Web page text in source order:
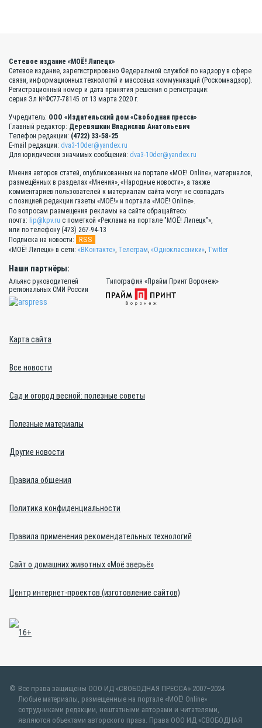
Сетевое издание «МОЁ! Липецк»
Сетевое издание, зарегистрировано Федеральной службой по надзору в сфере
связи, информационных технологий и массовых коммуникаций (Роскомнадзор).
Регистрационный номер и дата принятия решения о регистрации:
серия Эл №ФС77-78145 от 13 марта 2020 г.
Учредитель: ООО «Издательский дом «Свободная пресса»
Главный редактор: Деревяшкин Владислав Анатольевич
Телефон редакции: (4722) 33-58-25
E-mail редакции: dva3-10der@yandex.ru
Для юридически значимых сообщений: dva3-10der@yandex.ru
Мнения авторов статей, опубликованных на портале «МОЁ! Online», материалов,
размещённых в разделах «Мнения», «Народные новости», а также
комментариев пользователей к материалам сайта могут не совпадать
с позицией редакции газеты «МОЁ!» и портала «МОЁ! Online».
По вопросам размещения рекламы на сайте обращайтесь:
почта: lip@kpv.ru с пометкой «Реклама на портале "МОЁ! Липецк"»,
или по телефону (473) 267-94-13
Подписка на новости:
RSS
«МОЁ! Липецк» в сети: «ВКонтакте», Телеграм, «Одноклассники», Twitter
Наши партнёры:
Альянс руководителей
региональных СМИ России
Типография «Прайм Принт Воронеж»
Карта сайта
Все новости
Сад и огород весной: полезные советы
Полезные материалы
Другие новости
Правила общения
Политика конфиденциальности
Правила применения рекомендательных технологий
Сайт о домашних животных «Моё зверьё»
Центр интернет-проектов (изготовление сайтов)
Все права защищены ООО ИД «СВОБОДНАЯ ПРЕССА» 2007–2024
Любые материалы, размещенные на портале «МОЁ! Online»
сотрудниками редакции, нештатными авторами и читателями,
являются объектами авторского права. Права ООО ИД «СВОБОДНАЯ